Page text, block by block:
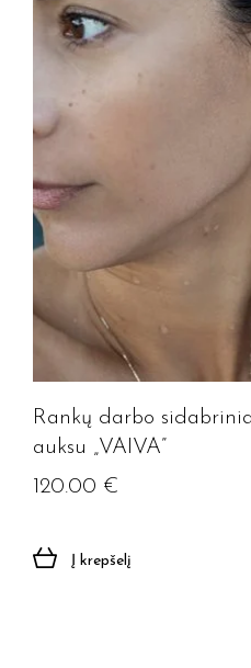
Rankų darbo
auksu „VAIVA”
120.00 €
Į krepšelį